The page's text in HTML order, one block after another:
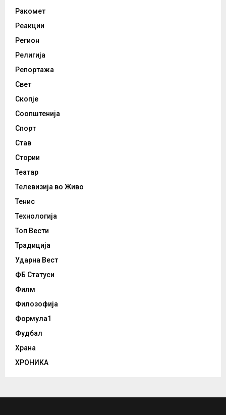
Ракомет
Реакции
Регион
Религија
Репортажа
Свет
Скопје
Соопштенија
Спорт
Став
Стории
Театар
Телевизија во Живо
Тенис
Технологија
Топ Вести
Традиција
Ударна Вест
ФБ Статуси
Филм
Филозофија
Формула1
Фудбал
Храна
ХРОНИКА